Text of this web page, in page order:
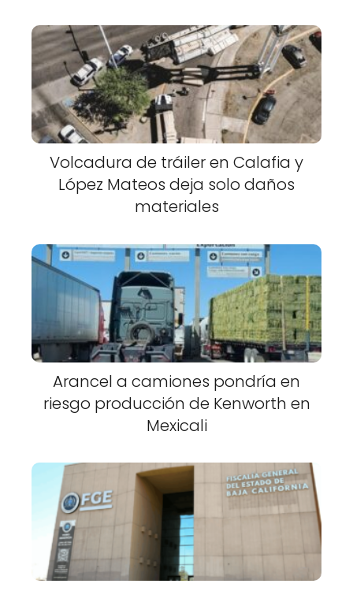
Volcadura de tráiler en Calafia y
López Mateos deja solo daños
materiales
Arancel a camiones pondría en
riesgo producción de Kenworth en
Mexicali